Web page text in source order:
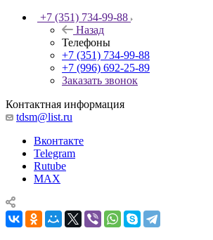
+7 (351) 734-99-88
Назад
Телефоны
+7 (351) 734-99-88
+7 (996) 692-25-89
Заказать звонок
Контактная информация
tdsm@list.ru
Вконтакте
Telegram
Rutube
MAX